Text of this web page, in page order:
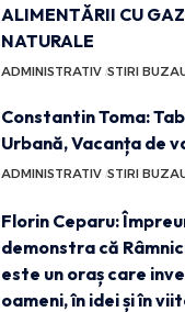
ALIMENTĂRII CU
NATURALE
ADMINISTRATIV STIRI
Constantin Toma:
Urbană, Vacanța de
ADMINISTRATIV STIRI
Florin Ceparu:
demonstra că
este un oraș care
oameni, în idei și în